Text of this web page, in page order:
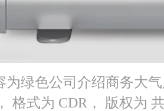
为绿色公司介绍商务大
格式为 CDR， 版权为